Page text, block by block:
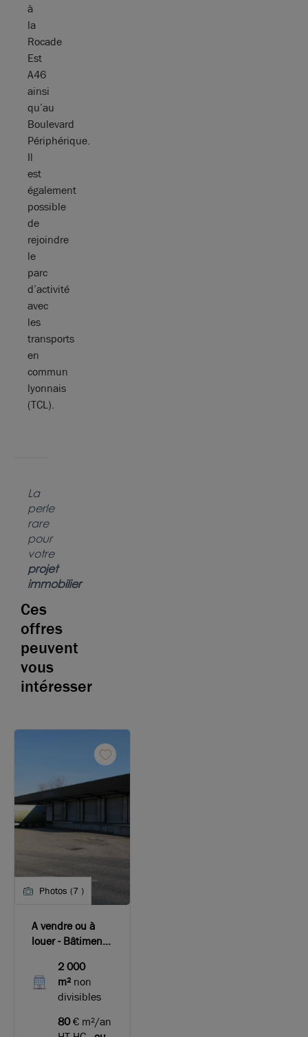
à
la
Rocade
Est
A46
ainsi
qu’au
Boulevard
Périphérique.
Il
est
également
possible
de
rejoindre
le
parc
d’activité
avec
les
transports
en
commun
lyonnais
(TCL).
La
perle
rare
pour
votre
projet
immobilier
Ces
offres
peuvent
vous
intéresser
Photos (7 )
A vendre ou à
louer - Bâtiment
stockage équipé
de nombreux
quais sur le sud-
ouest de Lyon
2 000
m² non
divisibles
80€ m²/an